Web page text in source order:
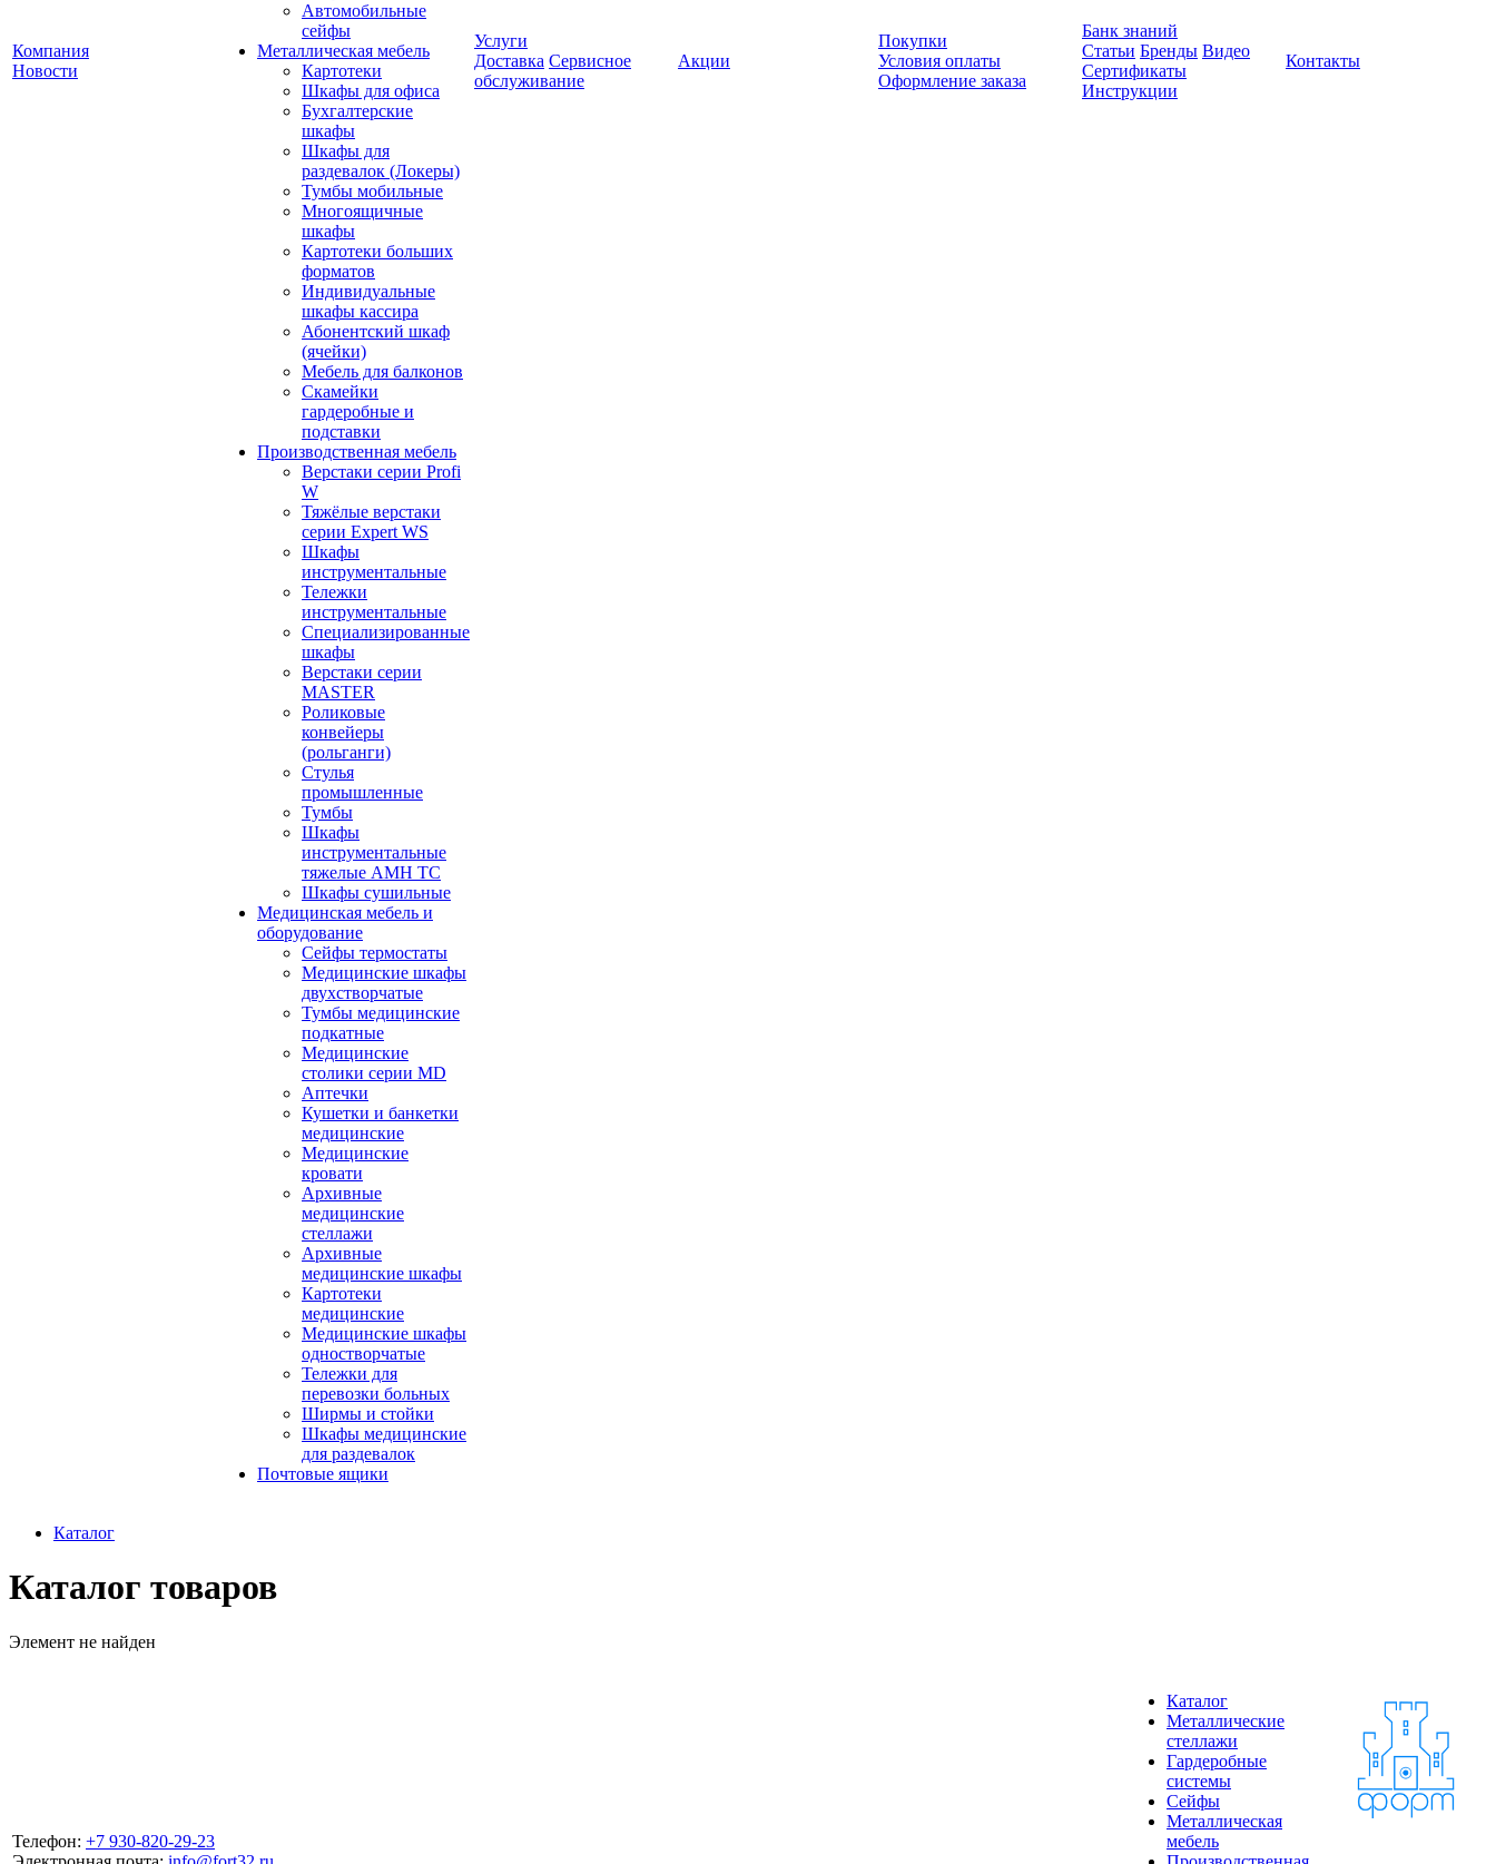
Компания
Новости
Автомобильные
сейфы
Металлическая мебель
Картотеки
Шкафы для офиса
Бухгалтерские
шкафы
Шкафы для
раздевалок (Локеры)
Тумбы мобильные
Многоящичные
шкафы
Картотеки больших
форматов
Индивидуальные
шкафы кассира
Абонентский шкаф
(ячейки)
Мебель для балконов
Скамейки
гардеробные и
подставки
Производственная мебель
Верстаки серии Profi
W
Тяжёлые верстаки
серии Expert WS
Шкафы
инструментальные
Тележки
инструментальные
Cпециализированные
шкафы
Верстаки серии
MASTER
Роликовые
конвейеры
(рольганги)
Стулья
промышленные
Тумбы
Шкафы
инструментальные
тяжелые АМН ТС
Шкафы сушильные
Медицинская мебель и
оборудование
Сейфы термостаты
Медицинские шкафы
двухстворчатые
Тумбы медицинские
подкатные
Медицинские
столики серии MD
Аптечки
Кушетки и банкетки
медицинские
Медицинские
кровати
Архивные
медицинские
стеллажи
Архивные
медицинские шкафы
Картотеки
медицинские
Медицинские шкафы
одностворчатые
Тележки для
перевозки больных
Ширмы и стойки
Шкафы медицинские
для раздевалок
Почтовые ящики
Услуги
Доставка Сервисное
обслуживание
Акции
Покупки
Условия оплаты
Оформление заказа
Банк знаний
Статьи Бренды Видео
Сертификаты
Инструкции
Контакты
Каталог
Каталог товаров
Элемент не найден
Телефон: +7 930-820-29-23
Каталог
Металлические
стеллажи
Гардеробные
системы
Сейфы
Металлическая
мебель